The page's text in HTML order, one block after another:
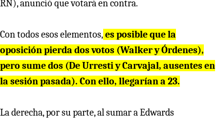
RN), anunció que votará en contra.
Con todos esos elementos,es posible que la
oposición pierda dos votos (Walker y Órdenes),
pero sume dos (De Urresti y Carvajal, ausentes en
la sesión pasada). Con ello, llegarían a 23.
La derecha, por su parte, al sumar a Edwards